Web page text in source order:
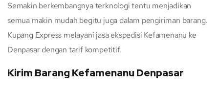
Semakin berkembangnya terknologi tentu menjadikan
semua makin mudah begitu juga dalam pengiriman barang.
Kupang Express melayani jasa ekspedisi Kefamenanu ke
Denpasar dengan tarif kompetitif.
Kirim Barang Kefamenanu Denpasar